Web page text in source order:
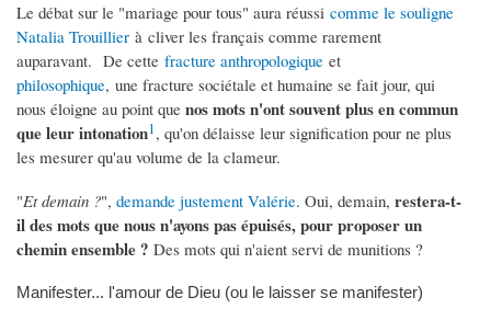
Le débat sur le "mariage pour tous" aura réussi comme le souligne
Natalia Trouillier à cliver les français comme rarement
auparavant. De cette fracture anthropologique et
philosophique, une fracture sociétale et humaine se fait jour, qui
nous éloigne au point que nos mots n'ont souvent plus en commun
que leur intonation1, qu'on délaisse leur signification pour ne plus
les mesurer qu'au volume de la clameur.
"Et demain ?", demande justement Valérie. Oui, demain, restera-t-
il des mots que nous n'ayons pas épuisés, pour proposer un
chemin ensemble ? Des mots qui n'aient servi de munitions ?
Manifester... l'amour de Dieu (ou le laisser se manifester)